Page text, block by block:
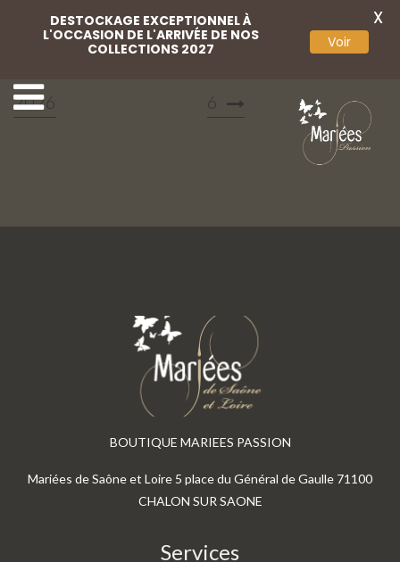
2026
6
BOUTIQUE MARIEES PASSION
Mariées de Saône et Loire 5 place du Général de Gaulle 71100
CHALON SUR SAONE
Services
DESTOCKAGE EXCEPTIONNEL À
L'OCCASION DE L'ARRIVÉE DE NOS
COLLECTIONS 2027
Voir
X